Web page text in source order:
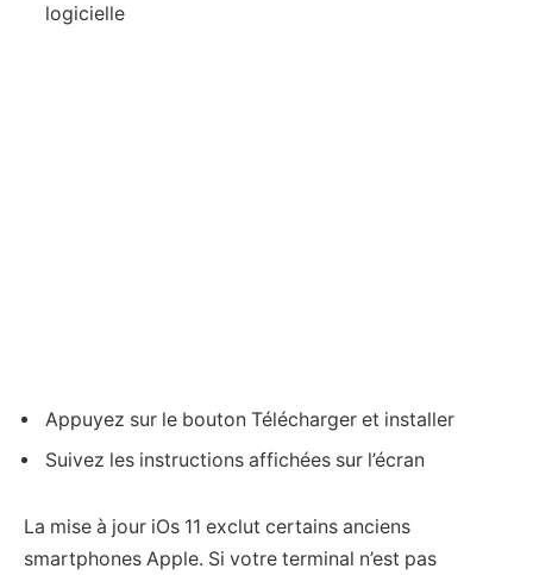
logicielle
Appuyez sur le bouton Télécharger et installer
Suivez les instructions affichées sur l’écran
La mise à jour iOs 11 exclut certains anciens
smartphones Apple. Si votre terminal n’est pas